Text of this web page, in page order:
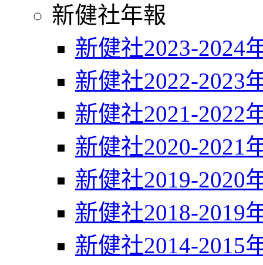
新健社年報
新健社2023-2024
新健社2022-2023
新健社2021-2022
新健社2020-2021
新健社2019-2020
新健社2018-2019
新健社2014-2015